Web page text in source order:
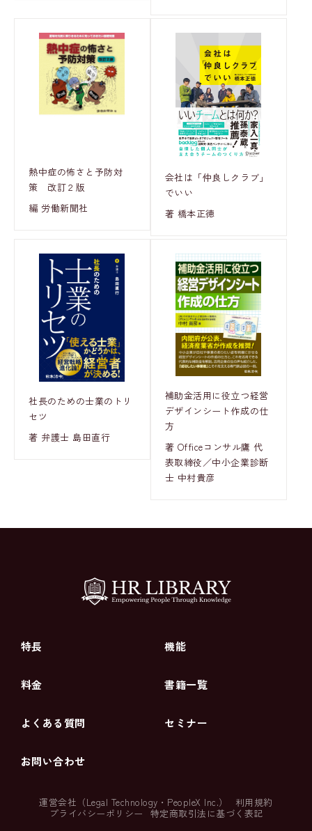
熱中症の怖さと予防対
策 改訂２版
編 労働新聞社
会社は「仲良しクラブ」
でいい
著 橋本正徳
社長のための士業のトリ
セツ
著 弁護士 島田直行
補助金活用に役立つ経営
デザインシート作成の仕
方
著 Officeコンサル鷹 代
表取締役／中小企業診断
士 中村貴彦
特長 機能
料金 書籍一覧
よくある質問 セミナー
お問い合わせ
運営会社（Legal Technology ・ PeopleX Inc.）
利用規約
プライバシーポリシー
特定商取引法に基づく表記